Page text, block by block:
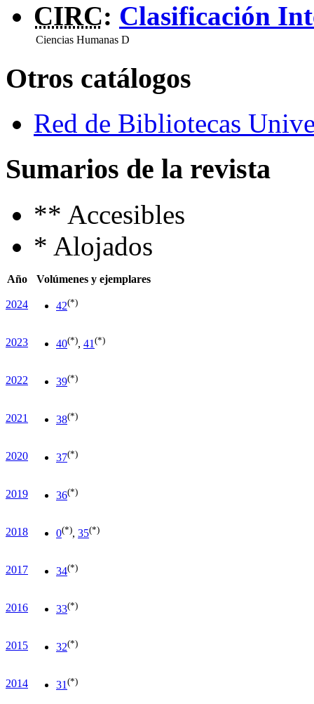
CIRC: Clasificación
Ciencias Humanas D
Otros catálogos
Red de Bibliotecas
Sumarios de la revista
** Accesibles
* Alojados
Año Volúmenes y ejemplares
2024 42(*)
2023 40(*), 41 (*)
2022 39(*)
2021 38(*)
2020 37(*)
2019 36(*)
2018 0(*), 35(*)
2017 34(*)
2016 33(*)
2015 32(*)
2014 31 (*)